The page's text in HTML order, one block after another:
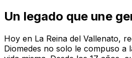
Un legado que une
Hoy en La Reina del Vallenato,
Diomedes no solo le compuso a